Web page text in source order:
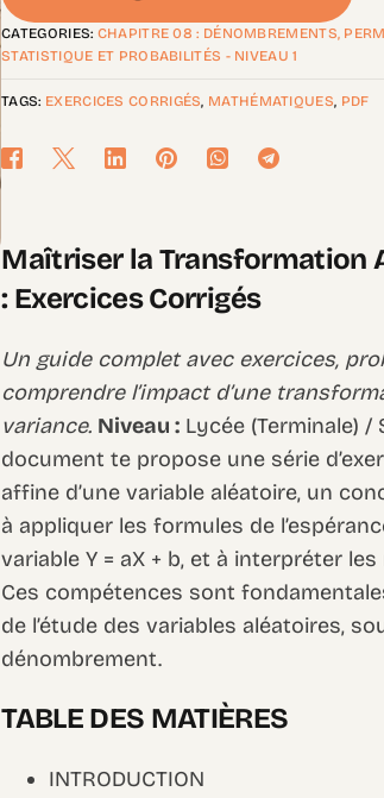
CATEGORIES: CHAPITRE 08 : DÉNOMBREMENTS,
STATISTIQUE ET PROBABILITÉS - NIVEAU 1
TAGS: EXERCICES CORRIGÉS MATHÉMATIQUES PDF
Maîtriser la Transformation
: Exercices Corrigés
Un guide complet avec exercices,
comprendre l’impact d’une
variance. Niveau : Lycée (Terminale) /
document te propose une série
affine d’une variable aléatoire, un
à appliquer les formules de
variable Y = aX + b, et à interpréter
Ces compétences sont
de l’étude des variables aléatoires,
dénombrement.
TABLE DES MATIÈRES
INTRODUCTION